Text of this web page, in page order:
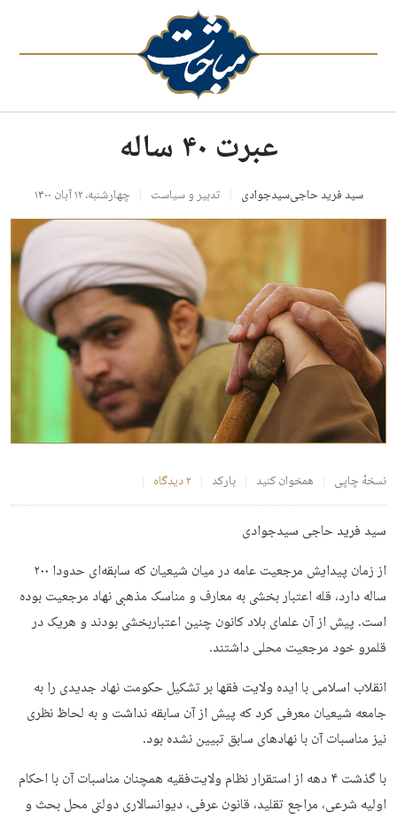
عبرت ۴۰ ساله
سید فرید حاجی‌سیدجوادی تدبیر و سیاست چهارشنبه، ۱۲ آبان ۱۴۰۰
نسخهٔ چاپی همخوان کنید بارکد ۲ دیدگاه
سید فرید حاجی سیدجوادی
از زمان پیدایش مرجعیت عامه در میان شیعیان که سابقه‌ای حدودا ۲۰۰
ساله دارد، قله اعتبار بخشی به معارف و مناسک مذهبی نهاد مرجعیت بوده
است. پیش از آن علمای بلاد کانون چنین اعتباربخشی بودند و هریک در
قلمرو خود مرجعیت محلی داشتند.
انقلاب اسلامی با ایده ولایت فقها بر تشکیل حکومت نهاد جدیدی را به
جامعه شیعیان معرفی کرد که پیش از آن سابقه نداشت و به لحاظ نظری
نیز مناسبات آن با نهادهای سابق تبیین نشده بود.
با گذشت ۴ دهه از استقرار نظام ولایت‌فقیه همچنان مناسبات آن با احکام
اولیه شرعی، مراجع تقلید، قانون عرفی، دیوانسالاری دولتی محل بحث و